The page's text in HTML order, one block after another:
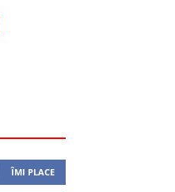
ÎMI PLACE